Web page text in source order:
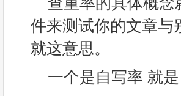
件来测试你的文章与
就这意思。
一个是自写率 就